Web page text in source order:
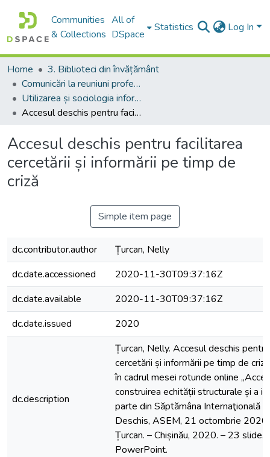
Communities
& Collections
All of
DSpace
Statistics Log In
Home
3. Biblioteci din învățământ
Comunicări la reuniuni profesionale
Utilizarea și sociologia informației
Accesul deschis pentru facilitarea cercetării și informării pe timp de criză
Accesul deschis pentru facilitarea
cercetării și informării pe timp de
criză
Simple item page
dc.contributor.author
Țurcan, Nelly
dc.date.accessioned
2020-11-30T09:37:16Z
dc.date.available
2020-11-30T09:37:16Z
dc.date.issued
2020
dc.description
Țurcan, Nelly. Accesul deschis
cercetării și informării pe timp de
în cadrul mesei rotunde online
construirea echității structurale și a
parte din Săptămâna Internaţională
Deschis, ASEM, 21 octombrie
Țurcan. – Chișinău, 2020. – 23 slide.
PowerPoint.